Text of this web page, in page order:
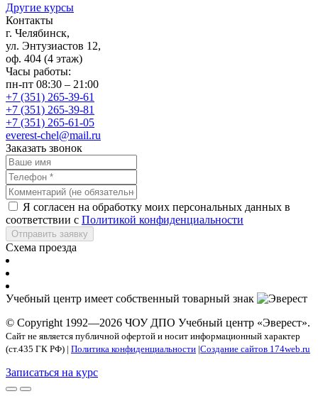
Другие курсы
Контакты
г. Челябинск,
ул. Энтузиастов 12,
оф. 404 (4 этаж)
Часы работы:
пн-пт 08:30 – 21:00
+7 (351) 265-39-61
+7 (351) 265-39-81
+7 (351) 265-61-05
everest-chel@mail.ru
Заказать звонок
Я согласен на обработку моих персональных данных в
соответствии с Политикой конфиденциальности
Отправить заявку
Схема проезда
Учебный центр имеет собственный товарный знак
© Copyright 1992—2026 ЧОУ ДПО Учебный центр «Эверест».
Сайт не является публичной офертой и носит информационный характер
(ст.435 ГК РФ) | Политика конфиденциальности |Создание сайтов 174web.ru
Записаться на курс